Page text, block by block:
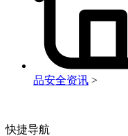
品安全资讯 >
快捷导航